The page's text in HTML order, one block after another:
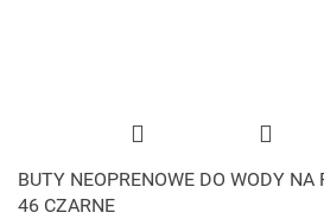
BUTY NEOPRENOWE DO WODY
46 CZARNE